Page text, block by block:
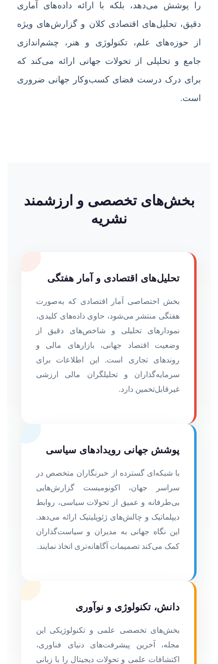
را پوشش می‌دهد، بلکه با ارائه داده‌های آماری
دقیق، تحلیل‌های اقتصادی کلان و گزارش‌های ویژه
از حوزه‌های علم، تکنولوژی و هنر، چشم‌اندازی
جامع و تحلیلی از تحولات جهانی ارائه می‌کند که
برای درک درست فضای کسب‌وکار جهانی ضروری
است.
بخش‌های تخصصی و ارزشمند
نشریه
تحلیل‌های اقتصادی و آمار هفتگی
بخش اختصاصی آمار اقتصادی که به‌صورت
هفتگی منتشر می‌شود، حاوی داده‌های کلیدی،
نمودارهای تحلیلی و شاخص‌های دقیق از
وضعیت اقتصاد جهانی، بازارهای مالی و
روندهای تجاری است. این اطلاعات برای
سرمایه‌گذاران و تحلیلگران مالی ارزشی
غیرقابل‌تخمین دارد.
پوشش جهانی رویدادهای سیاسی
با شبکه‌ای گسترده از خبرنگاران متخصص در
سراسر جهان، اکونومیست گزارش‌هایی
بی‌طرفانه و عمیق از تحولات سیاسی، روابط
دیپلماتیک و چالش‌های ژئوپلیتیک ارائه می‌دهد.
این نگاه جهانی به مدیران و سیاست‌گذاران
کمک می‌کند تصمیمات آگاهانه‌تری اتخاذ نمایند.
دانش، تکنولوژی و نوآوری
بخش‌های تخصصی علمی و تکنولوژیکی این
مجله، آخرین پیشرفت‌های دنیای فناوری،
اکتشافات علمی و تحولات دیجیتال را با زبانی